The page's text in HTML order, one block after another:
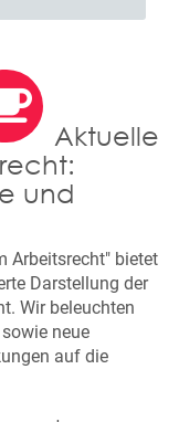
Aktuelle
und
Arbeitsrecht" bietet
Darstellung der
Wir beleuchten
neue
auf die